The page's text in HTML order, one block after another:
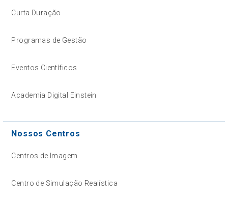
Curta Duração
Programas de Gestão
Eventos Científicos
Academia Digital Einstein
Nossos Centros
Centros de Imagem
Centro de Simulação Realística